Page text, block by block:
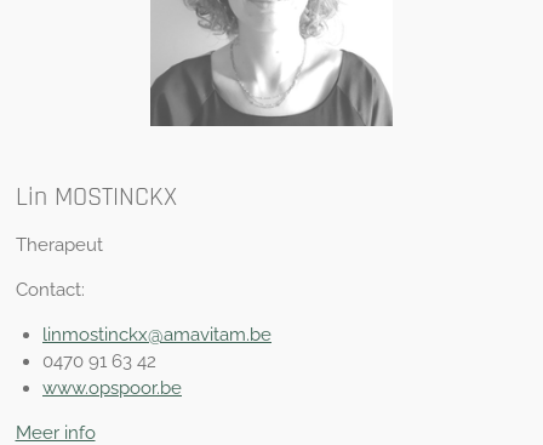
Lin MOSTINCKX
Therapeut
Contact:
linmostinckx@amavitam.be
0470 91 63 42
www.opspoor.be
Meer info